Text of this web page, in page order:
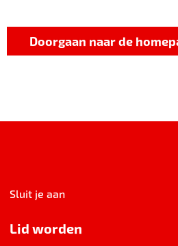
Doorgaan naar de
Sluit je aan
Lid worden